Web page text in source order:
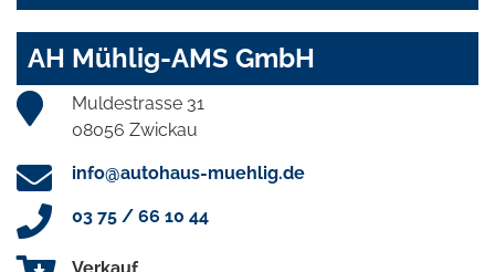
AH Mühlig-AMS GmbH
Muldestrasse 31
08056 Zwickau
info@autohaus-muehlig.de
03 75 / 66 10 44
Verkauf